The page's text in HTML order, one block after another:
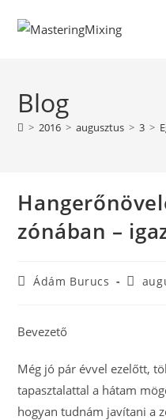
Blog
> 2016 > augusztus > 3 >
zónában –
PostÁdám Burucs
Post
Bevezető
Még jó pár évvel ezelőtt,
tapasztalattal a hátam
hogyan tudnám javítani a